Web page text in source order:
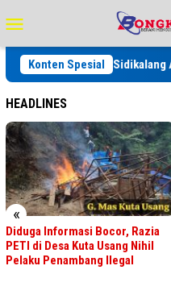
ke
kontenMobile
Konten Spesial
Rutan Kelas IIB Sidikalang
HEADLINES
«
Diduga Informasi Bocor, Razia
PETI di Desa Kuta Usang Nihil
Pelaku Penambang Ilegal